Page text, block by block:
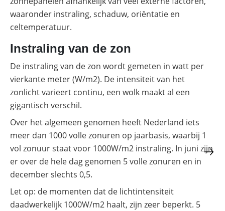
waaronder instraling, schaduw, oriëntatie en
celtemperatuur.
Instraling van de zon
De instraling van de zon wordt gemeten in watt per
vierkante meter (W/m2). De intensiteit van het
zonlicht varieert continu, een wolk maakt al een
gigantisch verschil.
Over het algemeen genomen heeft Nederland iets
meer dan 1000 volle zonuren op jaarbasis, waarbij 1
vol zonuur staat voor 1000W/m2 instraling. In juni zijn
er over de hele dag genomen 5 volle zonuren en in
december slechts 0,5.
Let op: de momenten dat de lichtintensiteit
daadwerkelijk 1000W/m2 haalt, zijn zeer beperkt. 5